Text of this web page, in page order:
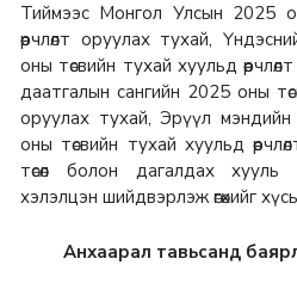
Тиймээс Монгол Улсын 2025
өөрчлөлт оруулах тухай,
оны төсвийн тухай хуульд
даатгалын сангийн 2025 оны
оруулах тухай, Эрүүл
оны төсвийн тухай хуульд
төсөл болон дагалдах хууль
хэлэлцэн шийдвэрлэж өгөхийг
Анхаарал тавьсанд